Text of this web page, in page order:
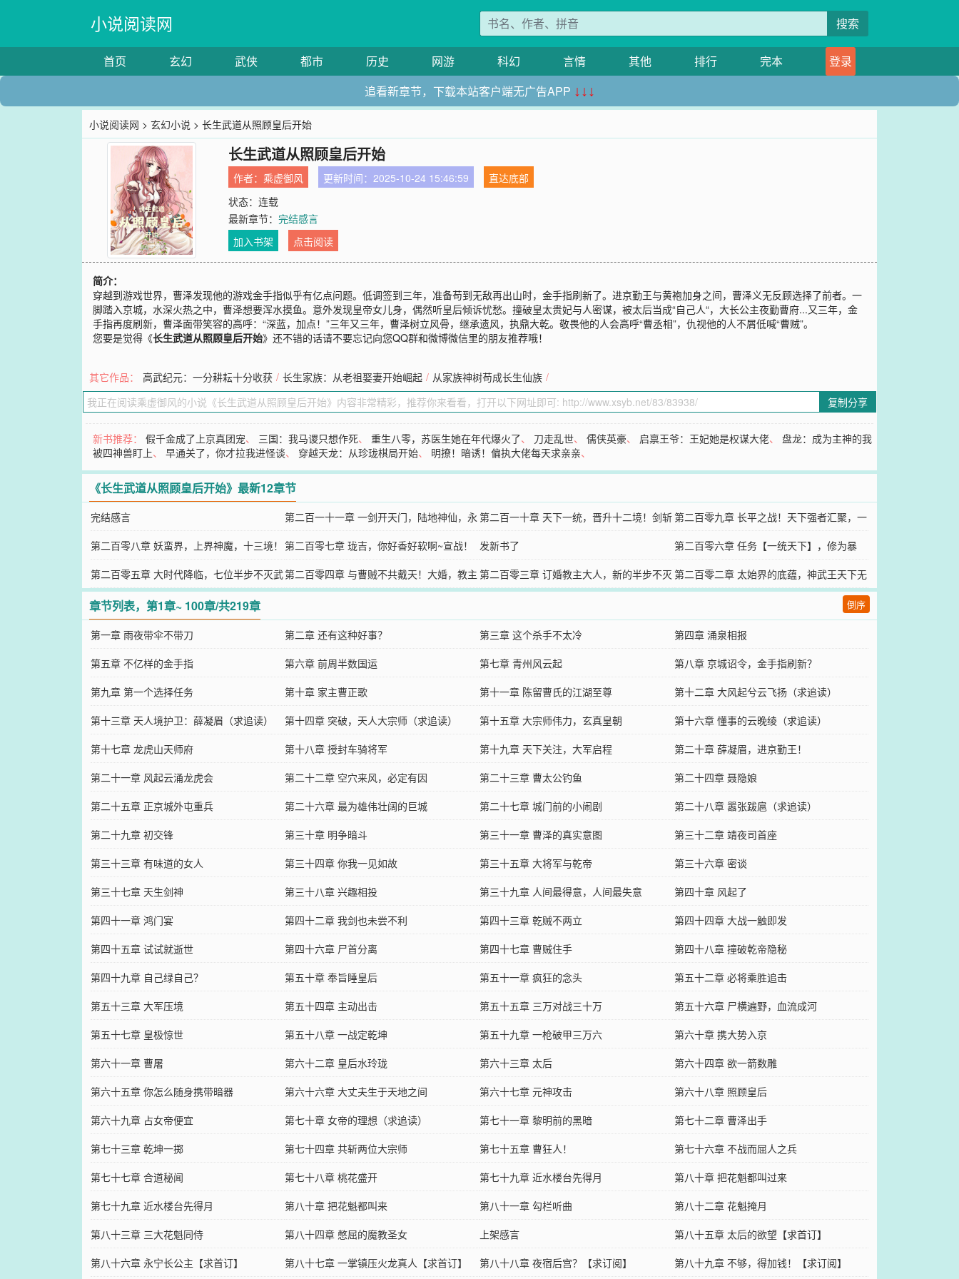
小说阅读网 搜索
首页 玄幻 武侠 都市 历史 网游 科幻 言情 其他 排行 完本
登录
追看新章节，下载本站客户端无广告APP ↓↓↓
小说阅读网 >玄幻小说 > 长生武道从照顾皇后开始
长生武道从照顾皇后开始
作者： 乘虚御风 更新时间：2025-10-24 15:46:59
直达底部
状态：连载
最新章节：完结感言
加入书架
点击阅读
简介：
穿越到游戏世界，曹泽发现他的游戏金手指似乎有亿点问题。低调签到三年，准备苟到无敌再出山时，金手指刷新了。进京勤王与黄袍加身之间，曹泽义无反顾选择了前者。一
脚踏入京城，水深火热之中，曹泽想要浑水摸鱼。意外发现皇帝女儿身，偶然听皇后倾诉忧愁。撞破皇太贵妃与人密谋，被太后当成“自己人“，大长公主夜勤曹府...又三年，金
手指再度刷新，曹泽面带笑容的高呼：“深蓝，加点！”三年又三年，曹泽树立风骨，继承遗风，执鼎大乾。敬畏他的人会高呼“曹丞相”，仇视他的人不屑低喊“曹贼”。
您要是觉得《长生武道从照顾皇后开始》还不错的话请不要忘记向您QQ群和微博微信里的朋友推荐哦！
其它作品： 高武纪元：一分耕耘十分收获 / 长生家族：从老祖娶妻开始崛起 / 从家族神树苟成长生仙族 /
复制分享
新书推荐：假千金成了上京真团宠、 三国：我马谡只想作死、重生八零，苏医生她在年代爆火了、 刀走乱世、儒侠英豪、 启禀王爷：王妃她是权谋大佬、盘龙：成为主神的我
被四神兽盯上、早通关了，你才拉我进怪谈、 穿越天龙：从珍珑棋局开始、 明撩！暗诱！偏执大佬每天求亲亲、
《长生武道从照顾皇后开始》最新12章节
完结感言
第二百一十一章 一剑开天门，陆地神仙，永
生不朽！（大结局）
第二百一十章 天下一统，晋升十二境！剑斩
不灭武圣，荡清妖蛮！
第二百零九章 长平之战！天下强者汇聚，一
击重创六大半步不灭武圣！
第二百零八章 妖蛮界，上界神魔，十三境！ 第二百零七章 珑吉，你好香好软啊~宣战！
出征玄真皇朝！
发新书了
第二百零六章 任务【一统天下】，修为暴
涨，白龙胭脂
第二百零五章 大时代降临，七位半步不灭武
圣诞生，多人游戏
第二百零四章 与曹贼不共戴天！大婚，教主 第二百零三章 订婚教主大人，新的半步不灭 第二百零二章 太始界的底蕴，神武王天下无
章节列表，第1章~ 100章/共219章 倒序
第一章 雨夜带伞不带刀 第二章 还有这种好事？ 第三章 这个杀手不太冷
第四章 涌泉相报
第五章 不亿样的金手指
第六章 前周半数国运 第七章 青州风云起
第八章 京城诏令，金手指刷新？
第九章 第一个选择任务
第十章 家主曹正歌 第十一章 陈留曹氏的江湖至尊
第十二章 大风起兮云飞扬（求追读）
第十三章 天人境护卫：薛凝眉（求追读）
第十四章 突破，天人大宗师（求追读） 第十五章 大宗师伟力，玄真皇朝
第十六章 懂事的云晚绫（求追读）
第十七章 龙虎山天师府
第十八章 授封车骑将军 第十九章 天下关注，大军启程
第二十章 薛凝眉，进京勤王！
第二十一章 风起云涌龙虎会
第二十二章 空穴来风，必定有因 第二十三章 曹太公钓鱼
第二十四章 聂隐娘
第二十五章 正京城外屯重兵
第二十六章 最为雄伟壮阔的巨城 第二十七章 城门前的小闹剧
第二十八章 嚣张跋扈（求追读）
第二十九章 初交锋
第三十章 明争暗斗 第三十一章 曹泽的真实意图
第三十二章 靖夜司首座
第三十三章 有味道的女人
第三十四章 你我一见如故 第三十五章 大将军与乾帝
第三十六章 密谈
第三十七章 天生剑神
第三十八章 兴趣相投 第三十九章 人间最得意，人间最失意
第四十章 风起了
第四十一章 鸿门宴
第四十二章 我剑也未尝不利 第四十三章 乾贼不两立
第四十四章 大战一触即发
第四十五章 试试就逝世
第四十六章 尸首分离 第四十七章 曹贼住手
第四十八章 撞破乾帝隐秘
第四十九章 自己绿自己？
第五十章 奉旨睡皇后 第五十一章 疯狂的念头
第五十二章 必将乘胜追击
第五十三章 大军压境
第五十四章 主动出击 第五十五章 三万对战三十万
第五十六章 尸横遍野，血流成河
第五十七章 皇极惊世
第五十八章 一战定乾坤 第五十九章 一枪破甲三万六
第六十章 携大势入京
第六十一章 曹屠
第六十二章 皇后水玲珑 第六十三章 太后
第六十四章 欲一箭数雕
第六十五章 你怎么随身携带暗器
第六十六章 大丈夫生于天地之间 第六十七章 元神攻击
第六十八章 照顾皇后
第六十九章 占女帝便宜
第七十章 女帝的理想（求追读） 第七十一章 黎明前的黑暗
第七十二章 曹泽出手
第七十三章 乾坤一掷
第七十四章 共斩两位大宗师 第七十五章 曹狂人！
第七十六章 不战而屈人之兵
第七十七章 合道秘闻
第七十八章 桃花盛开 第七十九章 近水楼台先得月
第八十章 把花魁都叫过来
第七十九章 近水楼台先得月
第八十章 把花魁都叫来 第八十一章 勾栏听曲
第八十二章 花魁掩月
第八十三章 三大花魁同侍
第八十四章 憋屈的魔教圣女 上架感言
第八十五章 太后的欲望【求首订】
第八十六章 永宁长公主【求首订】
第八十七章 一掌镇压火龙真人【求首订】 第八十八章 夜宿后宫？【求订阅】 第八十九章 不够，得加钱！【求订阅】